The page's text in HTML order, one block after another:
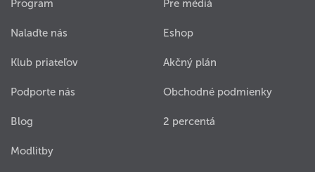
Program
Nalaďte nás
Klub priateľov
Podporte nás
Blog
Modlitby
Pre médiá
Eshop
Akčný plán
Obchodné podmienky
2 percentá